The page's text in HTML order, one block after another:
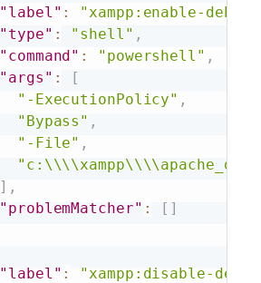
"label" : "xampp:enable-debug"
"type" : "shell" ,
"command" : "powershell" ,
"args" :
[
"-ExecutionPolicy" ,
"Bypass" ,
"-File" ,
] ,
"problemMatcher" : [ ]
"label" :
"xampp:disable-